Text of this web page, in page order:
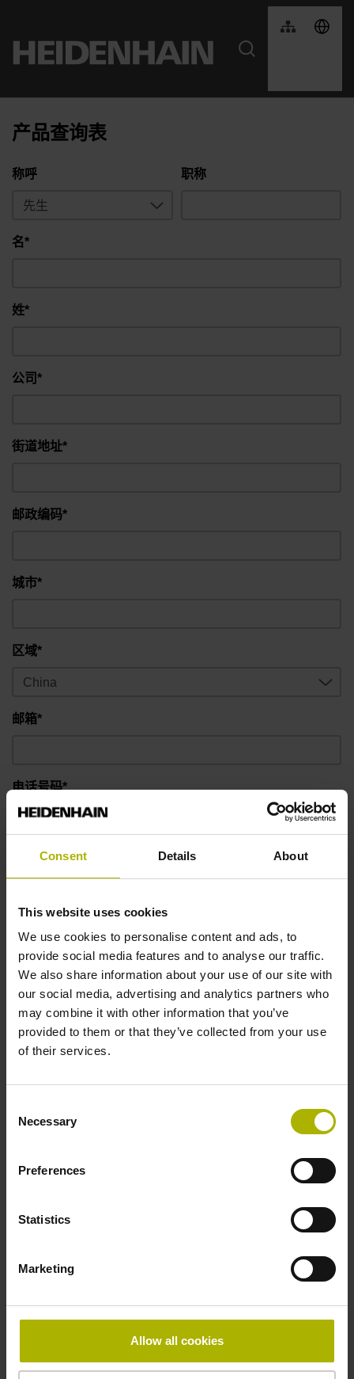
Consent Details About
This website uses cookies
We use cookies to personalise content and ads, to
provide social media features and to analyse our traffic.
We also share information about your use of our site with
our social media, advertising and analytics partners who
may combine it with other information that you’ve
provided to them or that they’ve collected from your use
of their services.
Selection
Necessary
Preferences
Statistics
Marketing
Allow all cookies
产品查询表
称呼 职称
名*
姓*
公司*
街道地址*
邮政编码*
城市*
区域*
邮箱*
电话号码*
我在此确认我已阅读并同意隐私保护声明。*
DR. JOHANNES HEIDENHAIN GmbH可使用我所提供
的人际联系，也可将其用于DR. JOHANNES
HEIDENHAIN GmbH的市场活动。我可以随时反对如
sales@heidenhain.com.cn。